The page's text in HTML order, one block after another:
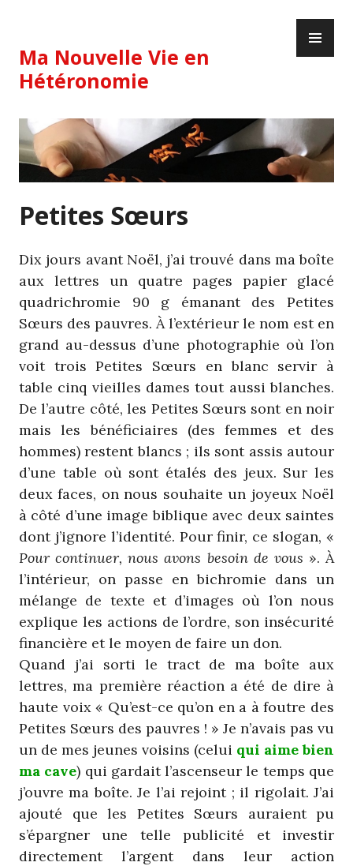
content
Ma Nouvelle Vie en
Hétéronomie
Petites Sœurs
Dix jours avant Noël, j’ai trouvé dans ma boîte
aux lettres un quatre pages papier glacé
quadrichromie 90 g émanant des Petites
Sœurs des pauvres. À l’extérieur le nom est en
grand au-dessus d’une photographie où l’on
voit trois Petites Sœurs en blanc servir à
table cinq vieilles dames tout aussi blanches.
De l’autre côté, les Petites Sœurs sont en noir
mais les bénéficiaires (des femmes et des
hommes) restent blancs ; ils sont assis autour
d’une table où sont étalés des jeux. Sur les
deux faces, on nous souhaite un joyeux Noël
à côté d’une image biblique avec deux saintes
dont j’ignore l’identité. Pour finir, ce slogan, «
Pour continuer, nous avons besoin de vous ». À
l’intérieur, on passe en bichromie dans un
mélange de texte et d’images où l’on nous
explique les actions de l’ordre, son insécurité
financière et le moyen de faire un don.
Quand j’ai sorti le tract de ma boîte aux
lettres, ma première réaction a été de dire à
haute voix « Qu’est-ce qu’on en a à foutre des
Petites Sœurs des pauvres ! » Je n’avais pas vu
un de mes jeunes voisins (celui qui aime bien
ma cave) qui gardait l’ascenseur le temps que
j’ouvre ma boîte. Je l’ai rejoint ; il rigolait. J’ai
ajouté que les Petites Sœurs auraient pu
s’épargner une telle publicité et investir
directement l’argent dans leur action